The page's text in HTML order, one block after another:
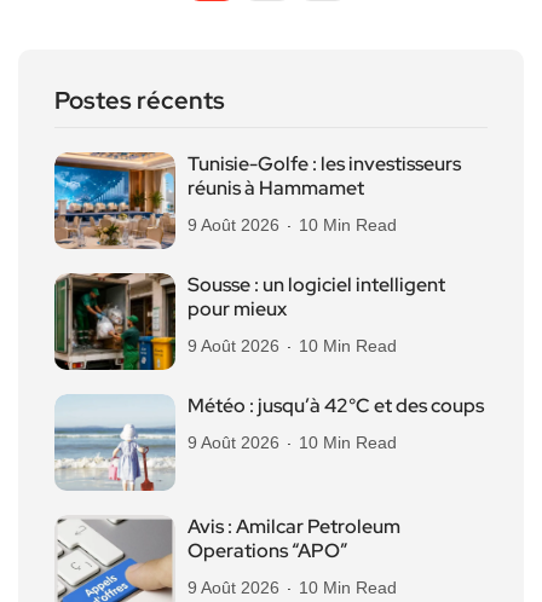
Postes récents
Tunisie-Golfe : les investisseurs
réunis à Hammamet
9 Août 2026 10 Min Read
Sousse : un logiciel intelligent
pour mieux
9 Août 2026 10 Min Read
Météo : jusqu’à 42°C et des coups
9 Août 2026 10 Min Read
Avis : Amilcar Petroleum
Operations “APO”
9 Août 2026 10 Min Read